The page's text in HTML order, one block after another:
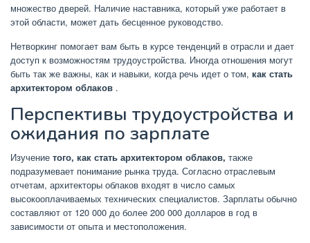
множество дверей. Наличие наставника, который уже работает в
этой области, может дать бесценное руководство.
Нетворкинг помогает вам быть в курсе тенденций в отрасли и дает
доступ к возможностям трудоустройства. Иногда отношения могут
быть так же важны, как и навыки, когда речь идет о том, как стать
архитектором облаков .
Перспективы трудоустройства и
ожидания по зарплате
Изучение того, как стать архитектором облаков, также
подразумевает понимание рынка труда. Согласно отраслевым
отчетам, архитекторы облаков входят в число самых
высокооплачиваемых технических специалистов. Зарплаты обычно
составляют от 120 000 до более 200 000 долларов в год в
зависимости от опыта и местоположения.